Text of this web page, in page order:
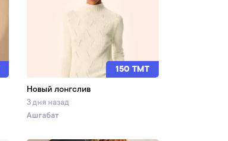
150 TMT
Новый лонгслив
3 дня назад
Ашгабат